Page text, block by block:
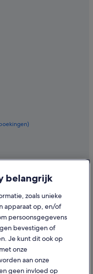
belangrijk
zoals unieke
apparaat op, en/of
persoonsgegevens
bevestigen of
Je kunt dit ook op
onze
aan onze
geen invloed op